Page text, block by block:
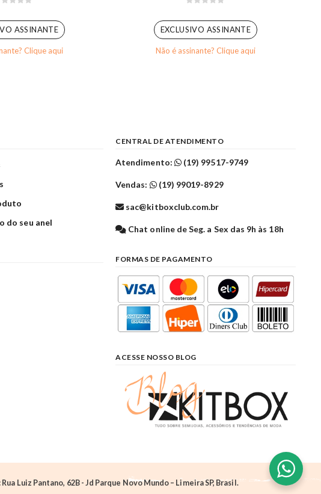
ASSINANTE
Clique aqui
EXCLUSIVO ASSINANTE
Não é assinante? Clique aqui
do seu anel
CENTRAL DE ATENDIMENTO
Atendimento: (19) 99517-9749
Vendas: (19) 99019-8929
sac@kitboxclub.com.br
Chat online de Seg. a Sex das 9h às 18h
FORMAS DE PAGAMENTO
ACESSE NOSSO BLOG
Luiz Pantano, 62B - Jd Parque Novo Mundo – Limeira SP, Brasil.